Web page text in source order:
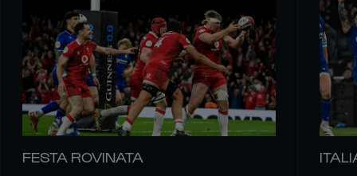
FESTA ROVINATA